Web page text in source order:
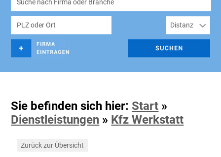
Sie befinden sich hier: Start »
Dienstleistungen » Kfz Werkstatt
Zurück zur Übersicht